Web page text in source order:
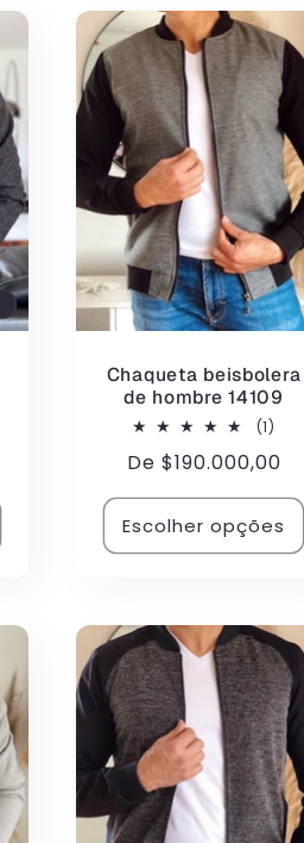
Chaqueta beisbolera
de hombre 14109
(1)
de
Preço
normal
De $190.000,00
Escolher opções